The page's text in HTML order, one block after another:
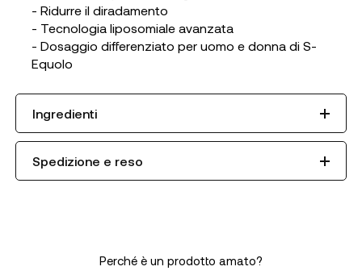
- Ridurre il diradamento
- Tecnologia liposomiale avanzata
- Dosaggio differenziato per uomo e donna di S-
Equolo
Ingredienti
Spedizione e reso
Perché è un prodotto amato?